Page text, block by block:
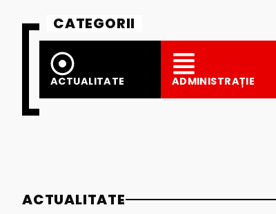
CATEGORII
ACTUALITATE ADMINISTRAȚIE
ACTUALITATE